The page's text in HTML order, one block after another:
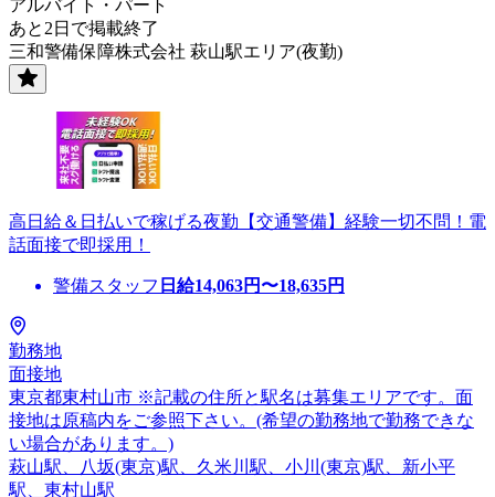
アルバイト・パート
あと2日で掲載終了
三和警備保障株式会社 萩山駅エリア(夜勤)
高日給＆日払いで稼げる夜勤【交通警備】経験一切不問！電
話面接で即採用！
警備スタッフ 日給14,063円〜18,635円
勤務地
面接地
東京都東村山市 ※記載の住所と駅名は募集エリアです。面
接地は原稿内をご参照下さい。(希望の勤務地で勤務できな
い場合があります。)
萩山駅、八坂(東京)駅、久米川駅、小川(東京)駅、新小平
駅、東村山駅